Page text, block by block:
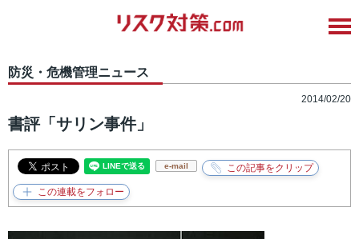
防災・危機管理ニュース
2014/02/20
書評「サリン事件」
e-mail